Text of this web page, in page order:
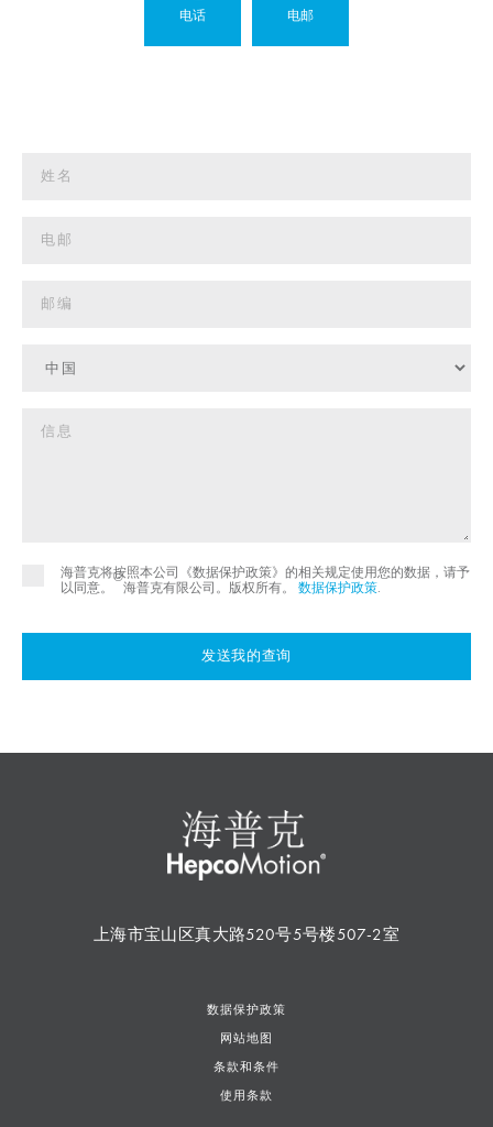
海普克将按照本公司《数据保护政策》的相关规定使用您的数据，请予
以同意。
©
海普克有限公司。版权所有。 数据保护政策.
发送我的查询
上海市宝山区真大路520号5号楼507-2室
数据保护政策
网站地图
条款和条件
使用条款